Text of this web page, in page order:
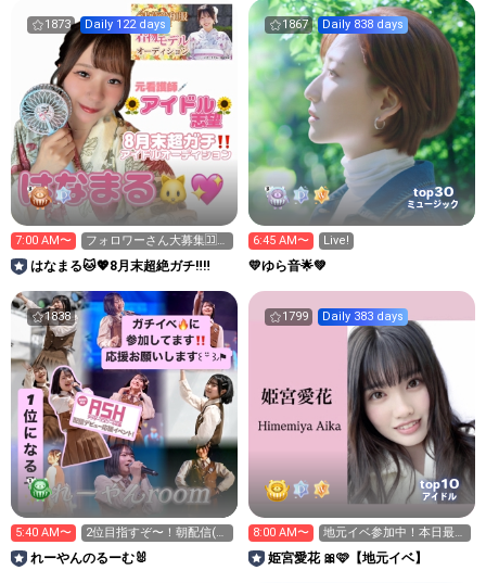
1873 Daily 122 days
7:00 AM〜
フォロワーさん大募集🈁‼️
あと6人
はなまる🐱💖8月末超絶ガチ‼️‼️
1867 Daily 838 days
top30
ミュージック
6:45 AM〜 Live!
💛ゆら音🌟💚
1838
5:40 AM〜
2位目指すぞ〜！朝配信(
˶˙ᵕ˙˶ )☀️
れーやんのるーむ🐰
1799 Daily 383 days
top10
アイドル
8:00 AM〜
地元イベ参加中！本日最終
姫宮愛花 🎀🩷【地元イベ】